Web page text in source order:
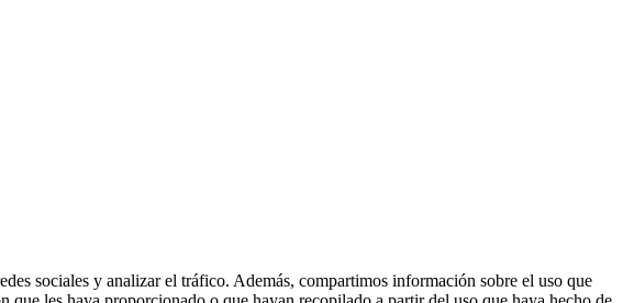
sociales y analizar el tráfico. Además, compartimos información sobre el uso que